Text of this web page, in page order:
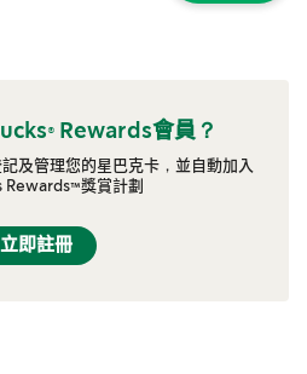
Rewards會員？
及管理您的星巴克卡，並自動加入
Rewards™獎賞計劃
立即註冊